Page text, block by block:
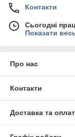
Контакти
Сьогодні
Показати
Про нас
Контакти
Доставка та